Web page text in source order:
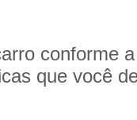
conforme
que você